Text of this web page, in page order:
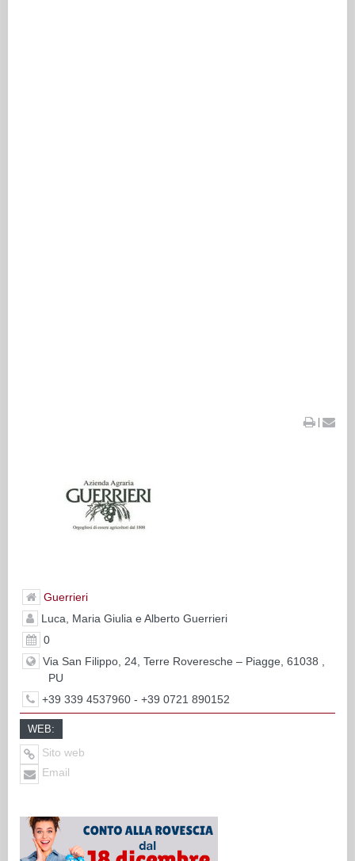
|
Guerrieri
Luca, Maria Giulia e Alberto Guerrieri
0
Via San Filippo, 24, Terre Roveresche – Piagge, 61038 ,
PU
+39 339 4537960 - +39 0721 890152
WEB:
Sito web
Email